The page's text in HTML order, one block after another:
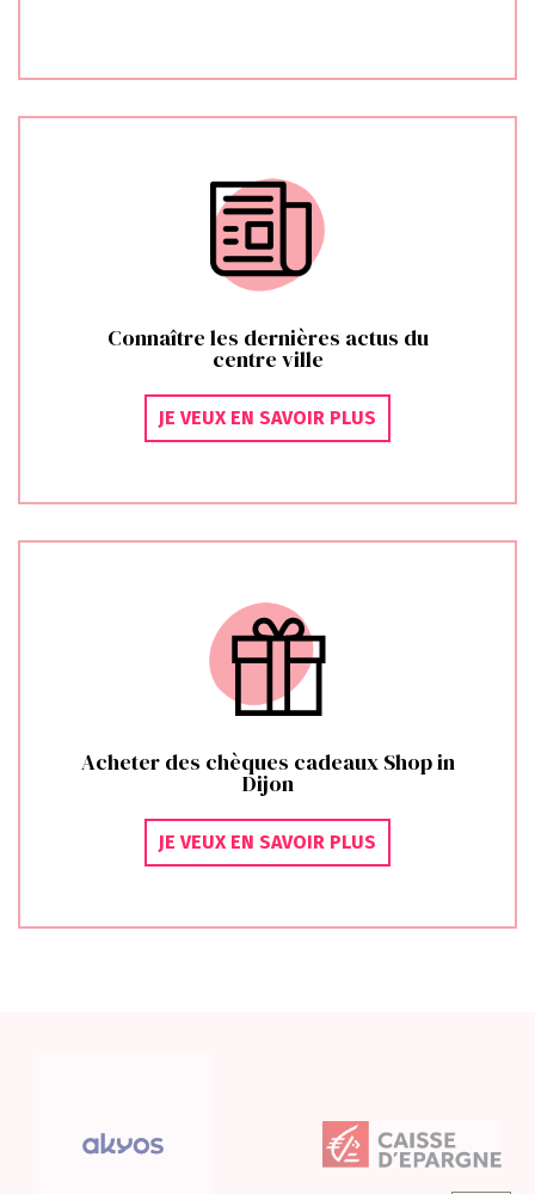
Connaître les dernières actus du
centre ville
JE VEUX EN SAVOIR PLUS
Acheter des chèques cadeaux Shop in
Dijon
JE VEUX EN SAVOIR PLUS